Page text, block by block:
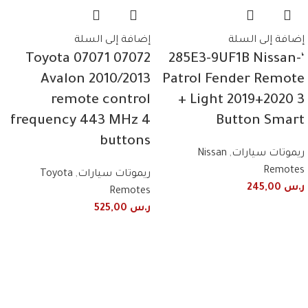
إضافة إلى السلة
‘-285E3-9UF1B Nissan
Patrol Fender Remote
+ Light 2019+2020 3
Button Smart
ريموتات سيارات,
Nissan
Remotes
ر.س
إضافة إلى السلة
07072 07071 Toyota
Avalon 2010/2013
remote control
frequency 443 MHz 4
buttons
ريموتات سيارات,
Toyota
Remotes
ر.س